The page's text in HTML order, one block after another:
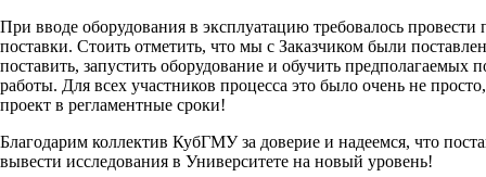
При вводе оборудования в эксплуатацию требовалось
поставки. Стоить отметить, что мы с Заказчиком были
поставить, запустить оборудование и обучить предполагаемых
работы. Для всех участников процесса это было очень не
проект в регламентные сроки!
Благодарим коллектив КубГМУ за доверие и надеемся, что
вывести исследования в Университете на новый уровень!